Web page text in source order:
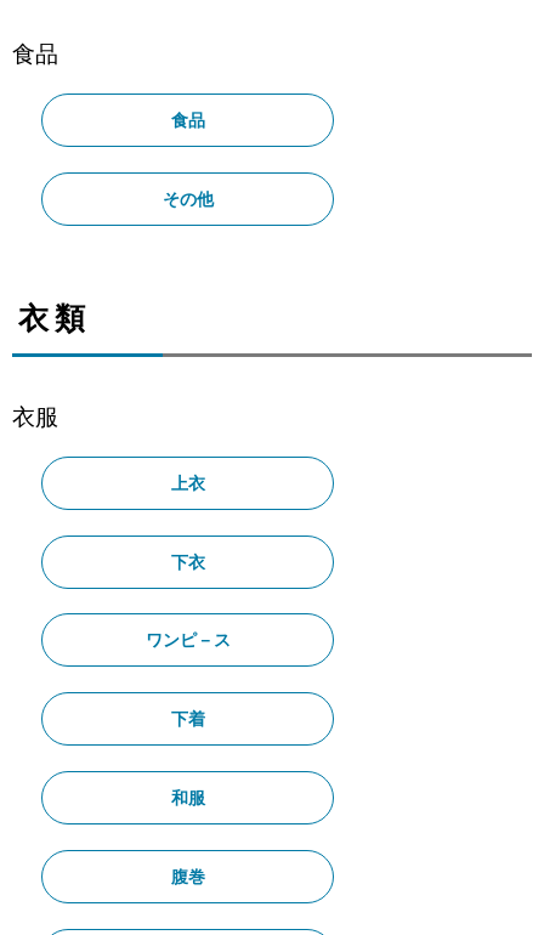
食品
食品
その他
衣類
衣服
上衣
下衣
ワンピ－ス
下着
和服
腹巻